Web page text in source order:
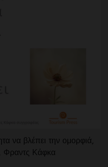
να βλέπει την ομορφιά,
Φραντς Κάφκα